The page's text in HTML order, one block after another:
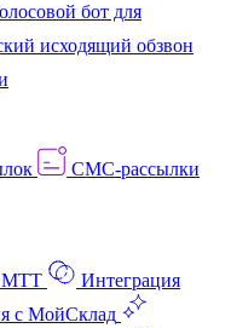
бот для
исходящий обзвон
СМС-рассылки
МТТ
Интеграция
с МойСклад